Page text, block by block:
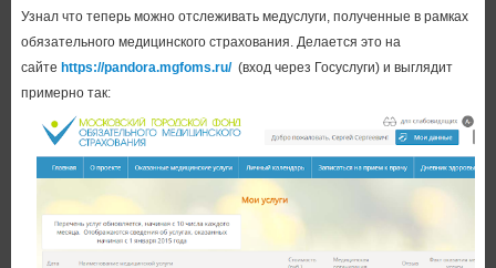
Узнал что теперь можно отслеживать медуслуги, полученные в рамках
обязательного медицинского страхования. Делается это на
сайте https://pandora.mgfoms.ru/(вход через Госуслуги) и выглядит
примерно так: